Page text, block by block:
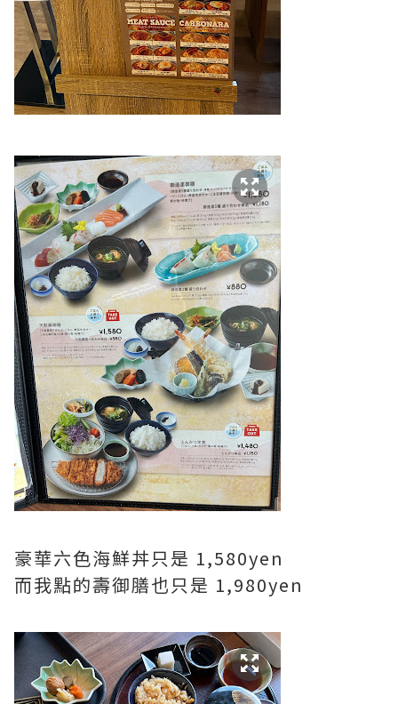
豪華六色海鮮丼只是 1,580yen
而我點的壽御膳也只是 1,980yen